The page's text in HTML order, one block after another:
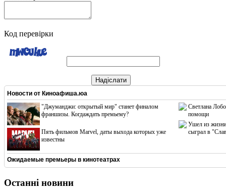
Код перевірки
Надіслати
Новости от Киноафиша.юа
"Джуманджи: открытый мир" станет финалом
франшизы. Когдаждать премьему?
Пять фильмов Marvel, даты выхода которых уже
известны
Светлана
помощи
Ушел из жизни
сыграл в
Ожидаемые премьеры в кинотеатрах
Останні новини